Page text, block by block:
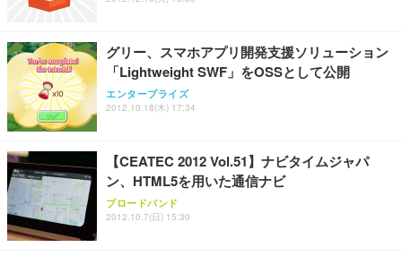
グリー、スマホアプリ開発支援ソリューション
「Lightweight SWF」をOSSとして公開
エンタープライズ
2012.10.18(木) 17:34
【CEATEC 2012 Vol.51】ナビタイムジャパ
ン、HTML5を用いた通信ナビ
ブロードバンド
2012.10.7(日) 15:30